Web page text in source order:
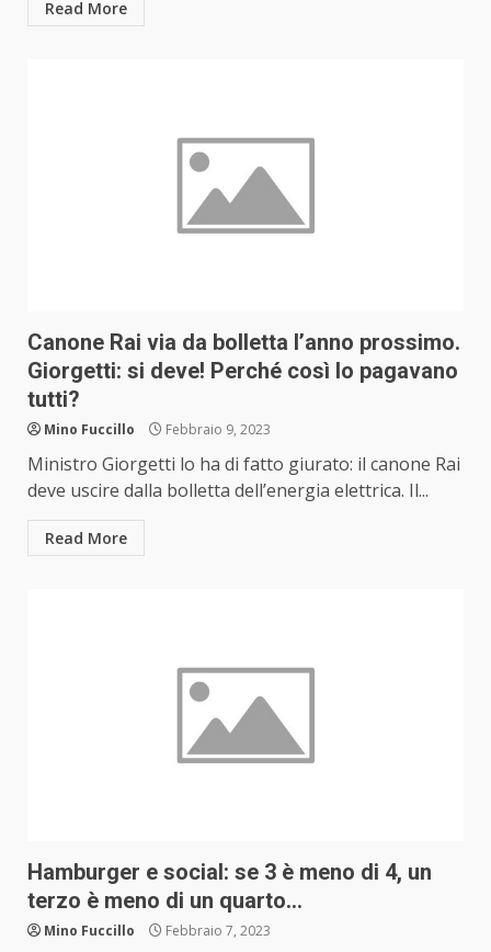
Read More
Canone Rai via da bolletta l’anno prossimo.
Giorgetti: si deve! Perché così lo pagavano
tutti?
Mino Fuccillo Febbraio 9, 2023
Ministro Giorgetti lo ha di fatto giurato: il canone Rai
deve uscire dalla bolletta dell’energia elettrica. Il...
Read More
Hamburger e social: se 3 è meno di 4, un
terzo è meno di un quarto…
Mino Fuccillo Febbraio 7, 2023